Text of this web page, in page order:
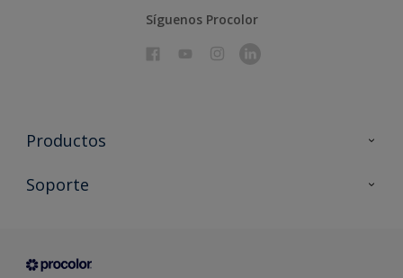
Síguenos Procolor
Productos
Todos los productos
Condiciones generales de venta
Soporte